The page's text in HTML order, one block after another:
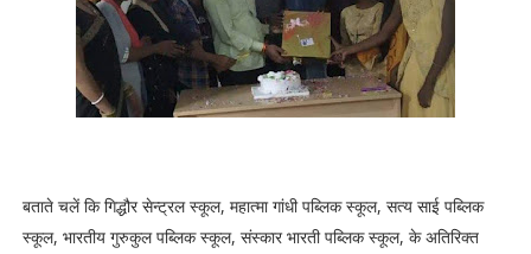
बताते चलें कि गिद्धौर सेन्ट्रल स्कूल, महात्मा गांधी पब्लिक स्कूल, सत्य साई पब्लिक
स्कूल, भारतीय गुरुकुल पब्लिक स्कूल, संस्कार भारती पब्लिक स्कूल, के अतिरिक्त